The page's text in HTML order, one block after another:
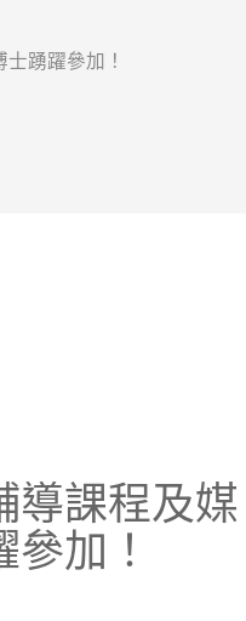
踴躍參加！
導課程及媒
加！